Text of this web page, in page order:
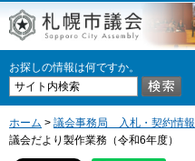
お探しの情報は何ですか。
ホーム > 議会事務局 入札・契約情報
議会だより製作業務（令和6年度）